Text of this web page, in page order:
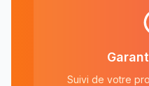
Suivi de votre